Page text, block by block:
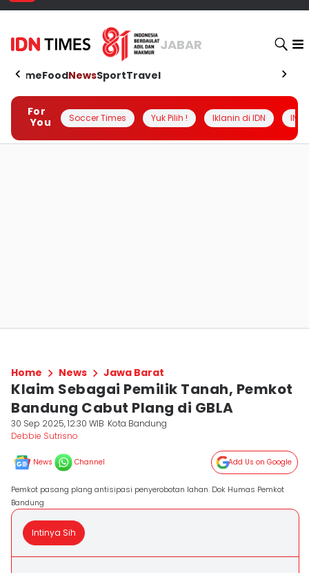
JABAR
HomeFoodNewsSportTravel
For
You
Soccer Times Yuk Pilih ! Iklanin di IDN
Home News Jawa Barat
Klaim Sebagai Pemilik Tanah, Pemkot
Bandung Cabut Plang di GBLA
30 Sep 2025, 12:30 WIB Kota Bandung
Debbie Sutrisno
News Channel Add Us on Google
Pemkot pasang plang antisipasi penyerobotan lahan. Dok Humas Pemkot
Bandung
Intinya Sih